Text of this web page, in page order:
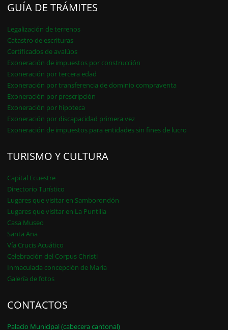
GUÍA DE TRÁMITES
Legalización de terrenos
Catastro de escrituras
Certificados de avalúos
Exoneración de impuestos por construcción
Exoneración por tercera edad
Exoneración por transferencia de dominio compraventa
Exoneración por prescripción
Exoneración por hipoteca
Exoneración por discapacidad primera vez
Exoneración de impuestos para entidades sin fines de lucro
TURISMO Y CULTURA
Capital Ecuestre
Directorio Turístico
Lugares que visitar en Samborondón
Lugares que visitar en La Puntilla
Casa Museo
Santa Ana
Vía Crucis Acuático
Celebración del Corpus Christi
Inmaculada concepción de María
Galería de fotos
CONTACTOS
Palacio Municipal (cabecera cantonal)